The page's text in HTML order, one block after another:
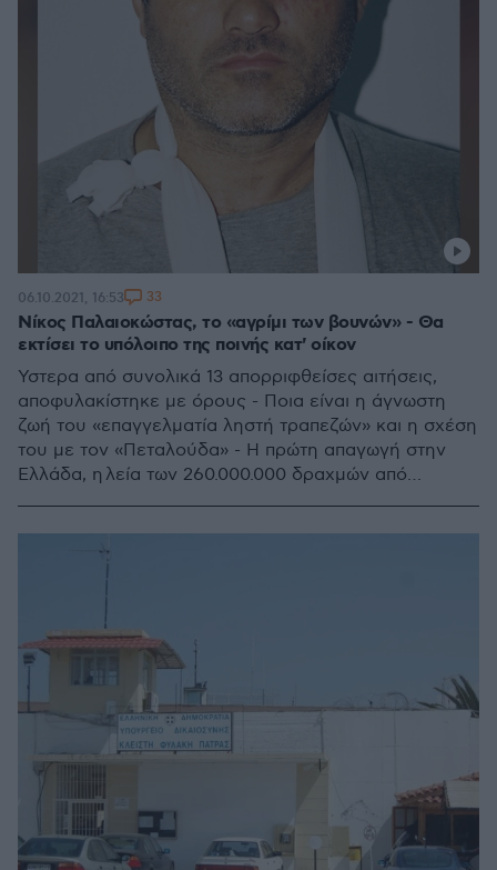
Νίκος Παλαιοκώστας, το «αγρίμι των βουνών» - Θα
εκτίσει το υπόλοιπο της ποινής κατ' οίκον
Ύστερα από συνολικά 13 απορριφθείσες αιτήσεις,
αποφυλακίστηκε με όρους - Ποια είναι η άγνωστη
ζωή του «επαγγελματία ληστή τραπεζών» και η σχέση
του με τον «Πεταλούδα» - Η πρώτη απαγωγή στην
Ελλάδα, η λεία των 260.000.000 δραχμών από
06.10.2021, 16:53 33